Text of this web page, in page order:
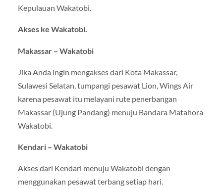
Kepulauan Wakatobi.
Akses ke Wakatobi.
Makassar – Wakatobi
Jika Anda ingin mengakses dari Kota Makassar,
Sulawesi Selatan, tumpangi pesawat Lion, Wings Air
karena pesawat itu melayani rute penerbangan
Makassar (Ujung Pandang) menuju Bandara Matahora
Wakatobi.
Kendari – Wakatobi
Akses dari Kendari menuju Wakatobi dengan
menggunakan pesawat terbang setiap hari.